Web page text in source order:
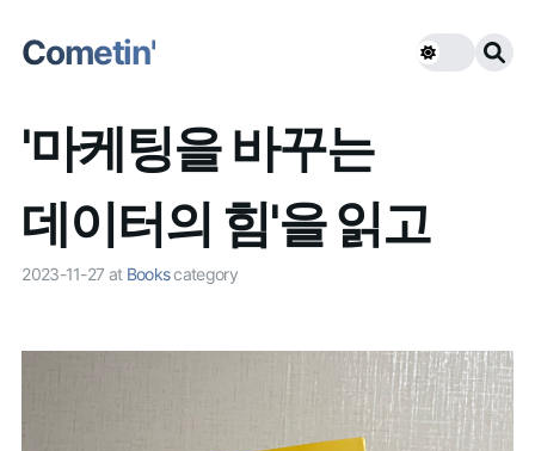
Cometin'
'마케팅을 바꾸는
데이터의 힘'을 읽고
2023-11-27 at Bookscategory